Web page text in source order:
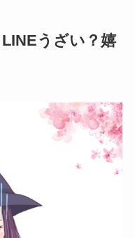
LINEうざい？嬉